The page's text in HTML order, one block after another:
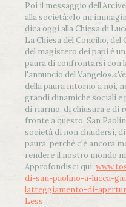
Poi il messaggio
alla società:«Io mi
dica oggi alla Chiesa di
La Chiesa del Concilio, del
del magistero dei papi è
paura di confrontarsi con
l'annuncio del Vangelo».
della paura intorno a noi,
grandi dinamiche sociali e
di riarmo, di chiusura e di
fronte a questo, San
società di non chiudersi,
paura, perché c'è ancora
rendere il nostro mondo
Approfondisci qui:
di-san-paolino-a-lucca-
latteggiamento-di-
Less